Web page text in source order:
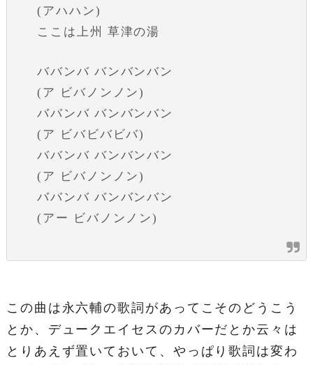
(アハハン)
ここは上州 草津の湯
ババンバ バンバンバン
(ア ビバノンノン)
ババンバ バンバンバン
(ア ビバビバビバ)
ババンバ バンバンバン
(ア ビバノンノン)
ババンバ バンバンバン
(アー ビバノンノン)
この曲は永六輔の歌詞があってこそのどうこう
とか、デュークエイセスのカバーだとか云々は
とりあえず置いておいて、やっぱり歌詞は変わ